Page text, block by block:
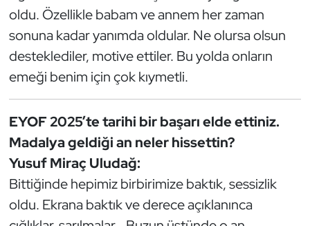
oldu. Özellikle babam ve annem her zaman
sonuna kadar yanımda oldular. Ne olursa olsun
desteklediler, motive ettiler. Bu yolda onların
emeği benim için çok kıymetli.
EYOF 2025’te tarihi bir başarı elde ettiniz.
Madalya geldiği an neler hissettin?
Yusuf Miraç Uludağ:
Bittiğinde hepimiz birbirimize baktık, sessizlik
oldu. Ekrana baktık ve derece açıklanınca
Kürek
Masa Tenisi
Modern Pentatlon
Muay Thai
Okçuluk
Optimist